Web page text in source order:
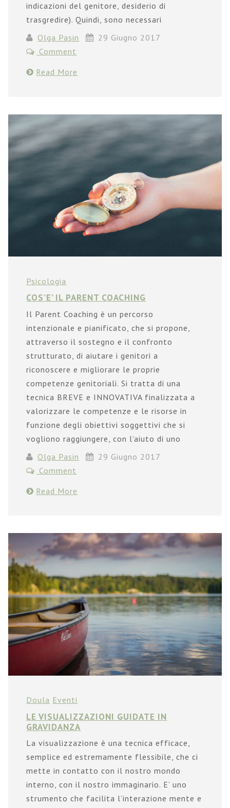
indicazioni del genitore, desiderio di
trasgredire). Quindi, sono necessari
Olga Pasin
29 Giugno 2017
Comment
Read More
Psicologia
COS’E’ IL PARENT COACHING
Il Parent Coaching è un percorso
intenzionale e pianificato, che si propone,
attraverso il sostegno e il confronto
strutturato, di aiutare i genitori a
riconoscere e migliorare le proprie
competenze genitoriali. Si tratta di una
tecnica BREVE e INNOVATIVA finalizzata a
valorizzare le competenze e le risorse in
funzione degli obiettivi soggettivi che si
vogliono raggiungere, con l’aiuto di uno
Olga Pasin
29 Giugno 2017
Comment
Read More
Doula Eventi
LE VISUALIZZAZIONI GUIDATE IN
GRAVIDANZA
La visualizzazione è una tecnica efficace,
semplice ed estremamente flessibile, che ci
mette in contatto con il nostro mondo
interno, con il nostro immaginario. E’ uno
strumento che facilita l’interazione mente e